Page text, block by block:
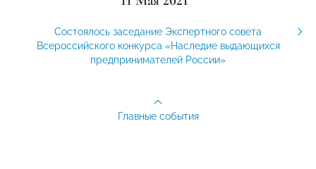
Состоялось заседание Экспертного совета
Всероссийского конкурса «Наследие выдающихся
предпринимателей России»
Главные события